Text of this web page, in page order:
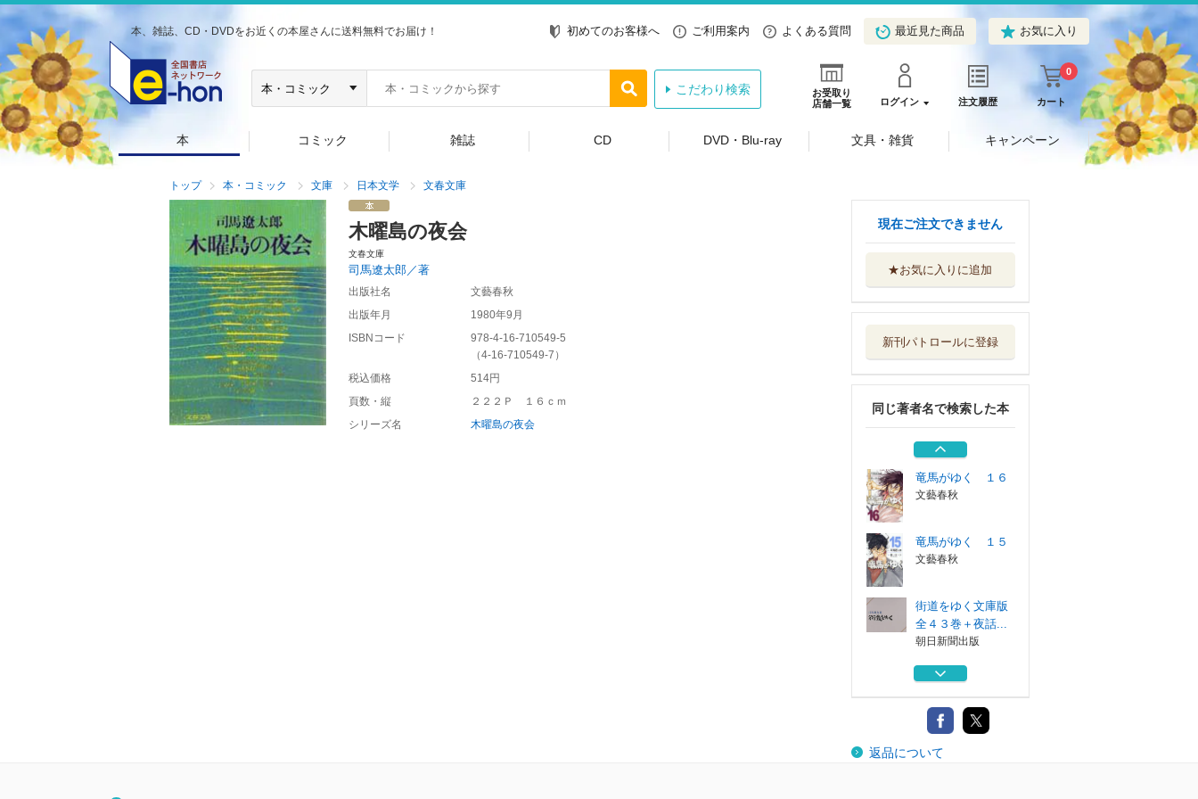
本、雑誌、CD・DVDをお近くの本屋さんに送料無料でお届け！ 初めてのお客様へ ご利用案内 よくある質問 最近見た商品 お気に入り
お受取り
店舗一覧
ログイン 注文履歴 カート
0
こだわり検索
本 コミック 雑誌 CD DVD・Blu-ray 文具・雑貨 キャンペーン
トップ 本・コミック 文庫 日本文学 文春文庫
木曜島の夜会
文春文庫
司馬遼太郎／著
出版社名
文藝春秋
出版年月
1980年9月
ISBNコード
978-4-16-710549-5
（4-16-710549-7 ）
税込価格
514円
頁数・縦
２２２Ｐ １６ｃｍ
シリーズ名
木曜島の夜会
現在ご注文できません
★お気に入りに追加
新刊パトロールに登録
同じ著者名で検索した本
竜馬がゆく １５
文藝春秋
街道をゆく文庫版
朝日新聞出版
竜馬がゆく １４
文藝春秋
竜馬がゆく １６
文藝春秋
竜馬がゆく １５
文藝春秋
街道をゆく文庫版
全４３巻＋夜話...
朝日新聞出版
竜馬がゆく １４
竜馬がゆく １６
文藝春秋
返品について